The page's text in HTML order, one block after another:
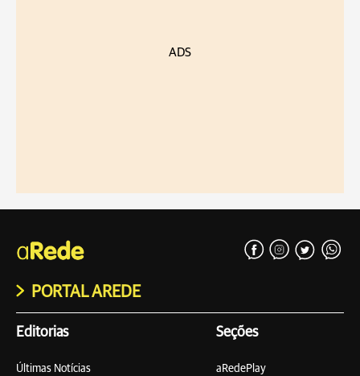
ADS
PORTAL AREDE
Editorias
Últimas Notícias
Seções
aRedePlay